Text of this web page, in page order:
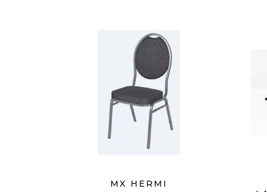
MX HERMI